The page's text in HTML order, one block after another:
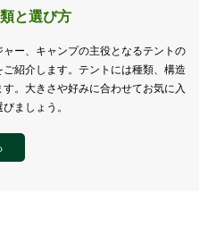
と選び方
ャー、キャンプの主役となるテントの
紹介します。テントには種類、構造
。大きさや好みに合わせてお気に入
ましょう。